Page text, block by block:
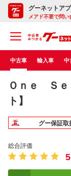
グーネットア
メアド不要で問い
中古車 輸入車 中
Ｏｎｅ Ｓ
ト】
グー保証取
総合評価